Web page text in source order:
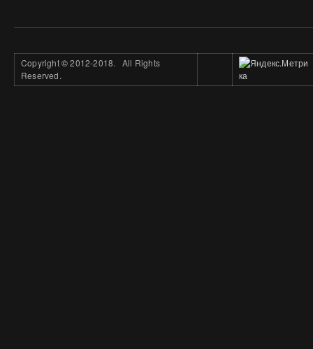
Copyright©2012-2018. All Rights
Reserved.